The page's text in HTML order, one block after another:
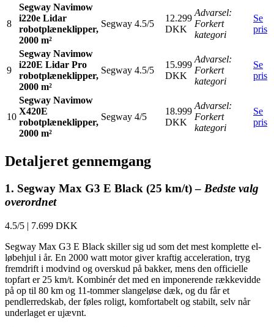
8
Segway Navimow
i220e Lidar
robotplæneklipper,
2000 m²
Segway 4.5/5
12.299
DKK
Advarsel:
Forkert
kategori
Se
pris
9
Segway Navimow
i220E Lidar Pro
robotplæneklipper,
2000 m²
Segway 4.5/5
15.999
DKK
Advarsel:
Forkert
kategori
Se
pris
10
Segway Navimow
X420E
robotplæneklipper,
2000 m²
Segway 4/5
18.999
DKK
Advarsel:
Forkert
kategori
Se
pris
Detaljeret gennemgang
1. Segway Max G3 E Black (25 km/t) – Bedste valg
overordnet
4.5/5 | 7.699 DKK
Segway Max G3 E Black skiller sig ud som det mest komplette el-
løbehjul i år. En 2000 watt motor giver kraftig acceleration, tryg
fremdrift i modvind og overskud på bakker, mens den officielle
topfart er 25 km/t. Kombinér det med en imponerende rækkevidde
på op til 80 km og 11-tommer slangeløse dæk, og du får et
pendlerredskab, der føles roligt, komfortabelt og stabilt, selv når
underlaget er ujævnt.